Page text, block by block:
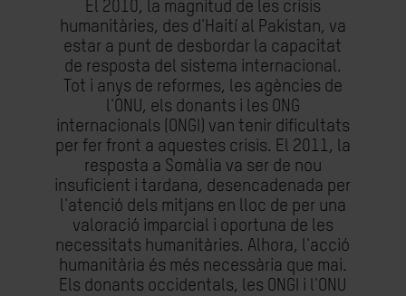
El 2010, la magnitud de les crisis
humanitàries, des d'Haití al Pakistan, va
estar a punt de desbordar la capacitat
de resposta del sistema internacional.
Tot i anys de reformes, les agències de
l'ONU, els donants i les ONG
internacionals (ONGI) van tenir dificultats
per fer front a aquestes crisis. El 2011, la
resposta a Somàlia va ser de nou
insuficient i tardana, desencadenada per
l'atenció dels mitjans en lloc de per una
valoració imparcial i oportuna de les
necessitats humanitàries. Alhora, l'acció
humanitària és més necessària que mai.
Els donants occidentals, les ONGI i l'ONU